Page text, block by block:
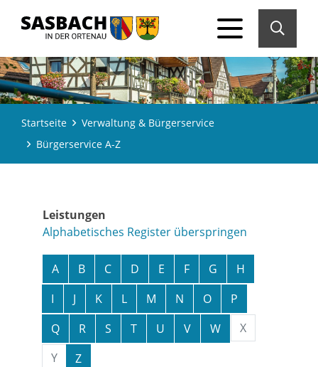
Startseite
Verwaltung & Bürgerservice
Bürgerservice A-Z
Leistungen
Alphabetisches Register überspringen
A B C D E F G
H
I
J K L M N O
P
Q
R S T U V W
X
Y
Z